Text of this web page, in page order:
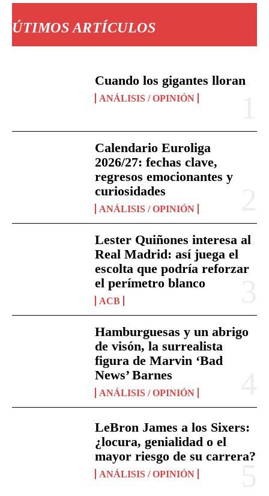
ÚTIMOS ARTÍCULOS
Cuando los gigantes lloran
ANÁLISIS / OPINIÓN
Calendario Euroliga
2026/27: fechas clave,
regresos emocionantes y
curiosidades
ANÁLISIS / OPINIÓN
Lester Quiñones interesa al
Real Madrid: así juega el
escolta que podría reforzar
el perímetro blanco
ACB
Hamburguesas y un abrigo
de visón, la surrealista
figura de Marvin ‘Bad
News’ Barnes
ANÁLISIS / OPINIÓN
LeBron James a los Sixers:
¿locura, genialidad o el
mayor riesgo de su carrera?
ANÁLISIS / OPINIÓN